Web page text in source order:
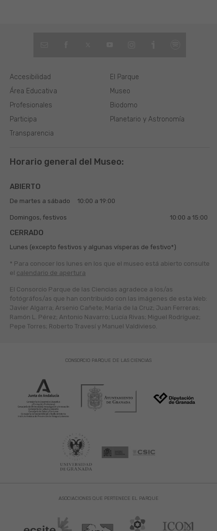
El Parque
Museo
Biodomo
Planetario y Astronomía
Área Educativa
Profesionales
Participa
Transparencia
Accesibilidad
Horario general del Museo:
ABIERTO
De martes a sábado 10:00 a 19:00
Domingos, festivos 10:00 a 15:00
CERRADO
Lunes (excepto festivos y algunas vísperas de festivo*)
* Para conocer los lunes en los que el museo está abierto consulte
el calendario de apertura
El Consorcio Parque de las Ciencias agradece a los/as
fotógráfos/as que han contribuido con las imágenes de esta Web:
Javier Algarra; Arsenio Cañete; María de la Cruz; Juan Ferreras;
Ramón L. Pérez; Antonio Navarro; Lucía Rivas; Miguel Rodríguez;
Pepe Torres; Roberto Travesí y Manuel Valdivieso.
ASOCIACIONES QUE PERTENECE EL PARQUE
CONSORCIO PARQUE DE LAS CIENCIAS